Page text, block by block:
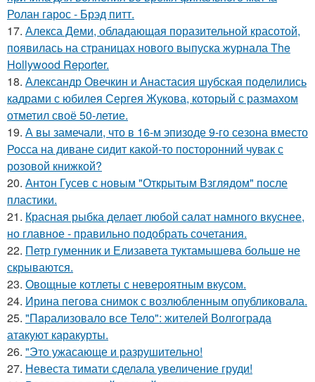
Ролан гарос - Брэд питт.
17. Алекса Деми, обладающая поразительной красотой,
появилась на страницах нового выпуска журнала The
Hollywood Reporter.
18. Александр Овечкин и Анастасия шубская поделились
кадрами с юбилея Сергея Жукова, который с размахом
отметил своё 50-летие.
19. А вы замечали, что в 16-м эпизоде 9-го сезона вместо
Росса на диване сидит какой-то посторонний чувак с
розовой книжкой?
20. Антон Гусев с новым "Открытым Взглядом" после
пластики.
21. Красная рыбка делает любой салат намного вкуснее,
но главное - правильно подобрать сочетания.
22. Петр гуменник и Елизавета туктамышева больше не
скрываются.
23. Овощные котлеты с невероятным вкусом.
24. Ирина пегова снимок с возлюбленным опубликовала.
25. "Пapализовало все Тело": жителей Волгограда
атакуют каракурты.
26. "Это ужасающе и разрушительно!
27. Невеста тимати сделала увеличение груди!